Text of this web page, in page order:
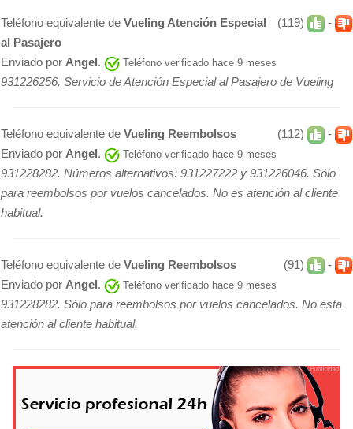
(119) -
Teléfono equivalente de Vueling Atención Especial
al Pasajero
Enviado por Angel. Teléfono verificado hace 9 meses
931226256. Servicio de Atención Especial al Pasajero de Vueling
(112) -
Teléfono equivalente de Vueling Reembolsos
Enviado por Angel. Teléfono verificado hace 9 meses
931228282. Números alternativos: 931227222 y 931226046. Sólo
para reembolsos por vuelos cancelados. No es atención al cliente
habitual.
(91) -
Teléfono equivalente de Vueling Reembolsos
Enviado por Angel. Teléfono verificado hace 9 meses
931228282. Sólo para reembolsos por vuelos cancelados. No esta
atención al cliente habitual.